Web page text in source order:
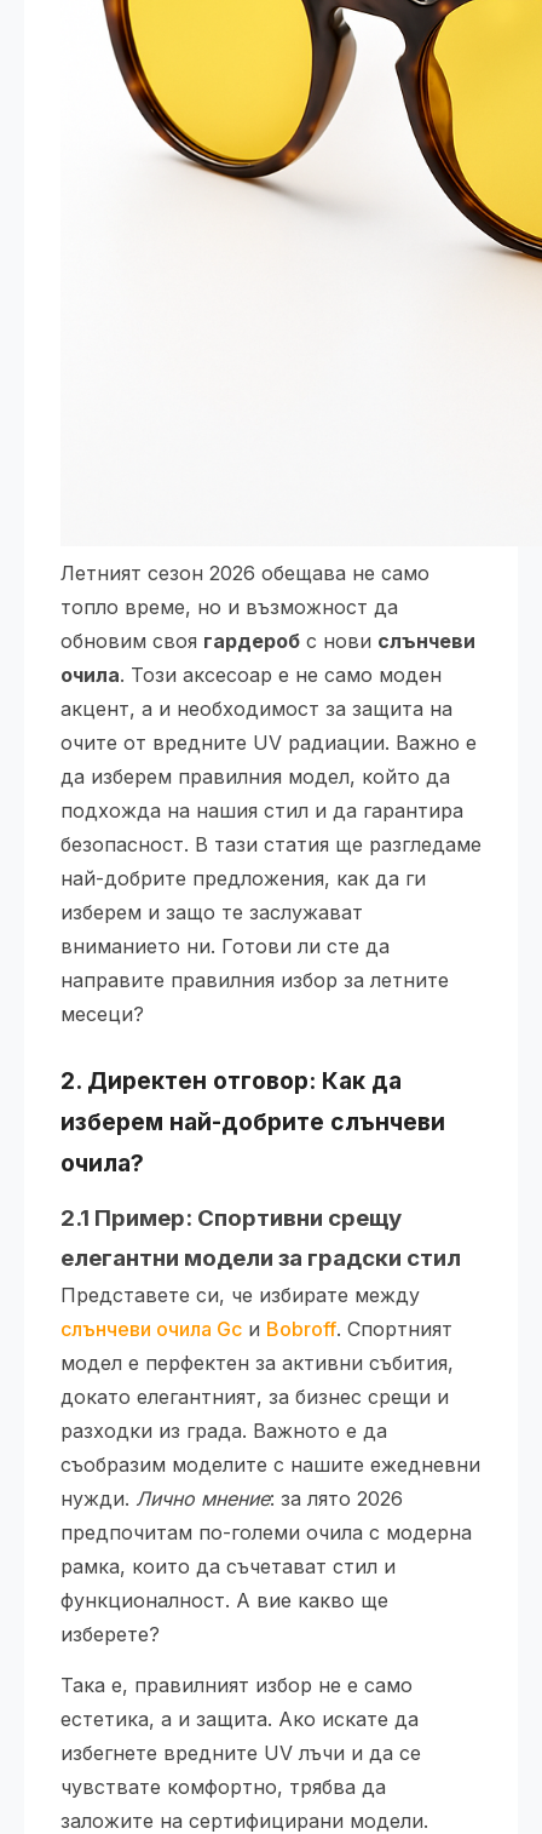
Летният сезон 2026 обещава не само
топло време, но и възможност да
обновим своя гардероб с нови слънчеви
очила. Този аксесоар е не само моден
акцент, а и необходимост за защита на
очите от вредните UV радиации. Важно е
да изберем правилния модел, който да
подхожда на нашия стил и да гарантира
безопасност. В тази статия ще разгледаме
най-добрите предложения, как да ги
изберем и защо те заслужават
вниманието ни. Готови ли сте да
направите правилния избор за летните
месеци?
2. Директен отговор: Как да
изберем най-добрите слънчеви
очила?
2.1 Пример: Спортивни срещу
елегантни модели за градски стил
Представете си, че избирате между
слънчеви очила Gc и Bobroff. Спортният
модел е перфектен за активни събития,
докато елегантният, за бизнес срещи и
разходки из града. Важното е да
съобразим моделите с нашите ежедневни
нужди. Лично мнение: за лято 2026
предпочитам по-големи очила с модерна
рамка, които да съчетават стил и
функционалност. А вие какво ще
изберете?
Така е, правилният избор не е само
естетика, а и защита. Ако искате да
избегнете вредните UV лъчи и да се
чувствате комфортно, трябва да
заложите на сертифицирани модели.